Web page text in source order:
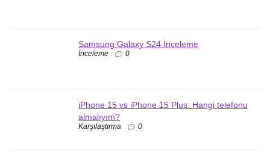
Samsung Galaxy S24 İnceleme
İnceleme 0
iPhone 15 vs iPhone 15 Plus: Hangi telefonu
almalıyım?
Karşılaştırma 0